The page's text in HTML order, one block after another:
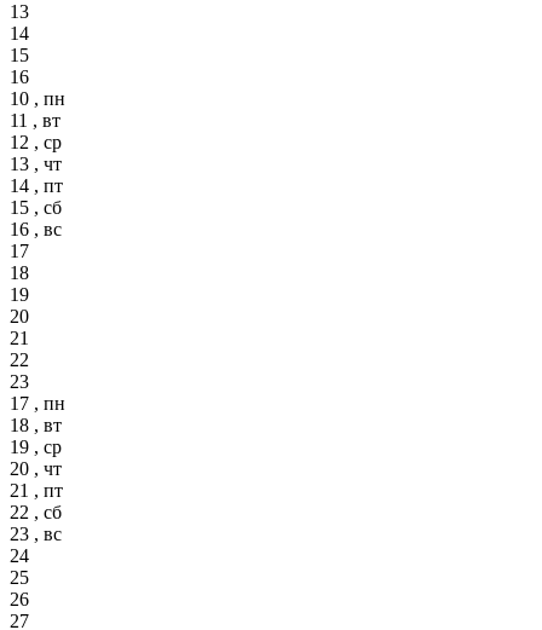
13
14
15
16
10 , пн
11 , вт
12 , ср
13 , чт
14 , пт
15 , сб
16 , вс
17
18
19
20
21
22
23
17 , пн
18 , вт
19 , ср
20 , чт
21 , пт
22 , сб
23 , вс
24
25
26
27